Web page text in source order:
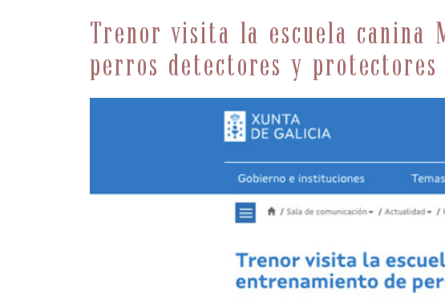
Trenor visita la escuela canina
perros detectores y protectores